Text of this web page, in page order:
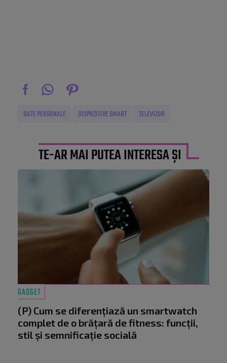
DATE PERSONALE DISPOZITIVE SMART TELEVIZOR
TE-AR MAI PUTEA INTERESA ȘI
GADGET
(P) Cum se diferențiază un smartwatch
complet de o brățară de fitness: funcții,
stil și semnificație socială